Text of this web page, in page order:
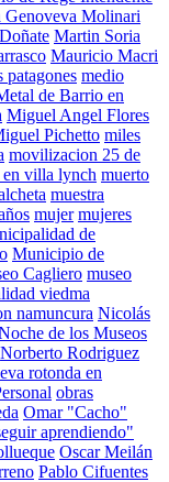
Genoveva Molinari
Martin Soria
Mauricio Macri
patagones medio
de Barrio en
Miguel Angel Flores
Pichetto miles
movilizacion 25 de
en villa lynch muerto
muestra
mujer mujeres
de
Municipio de
Cagliero museo
viedma
namuncura Nicolás
de los Museos
Norberto Rodriguez
rotonda en
obras
Omar "Cacho"
aprendiendo"
Oscar Meilán
Pablo Cifuentes